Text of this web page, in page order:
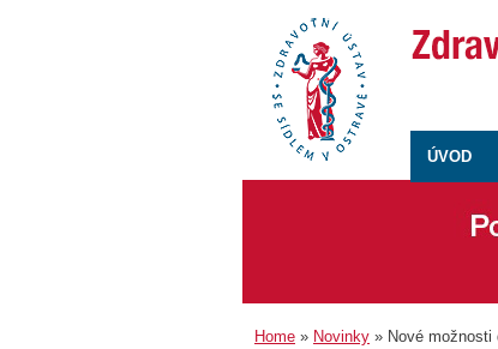
ÚVOD
Home » Novinky » Nové možnosti